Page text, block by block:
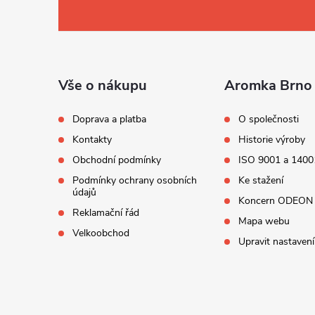
Vše o nákupu
Doprava a platba
Kontakty
Obchodní podmínky
Podmínky ochrany osobních
údajů
Reklamační řád
Velkoobchod
Aromka Brno
O společnosti
Historie výroby
ISO 9001 a
Ke stažení
Koncern ODEON
Mapa webu
Upravit